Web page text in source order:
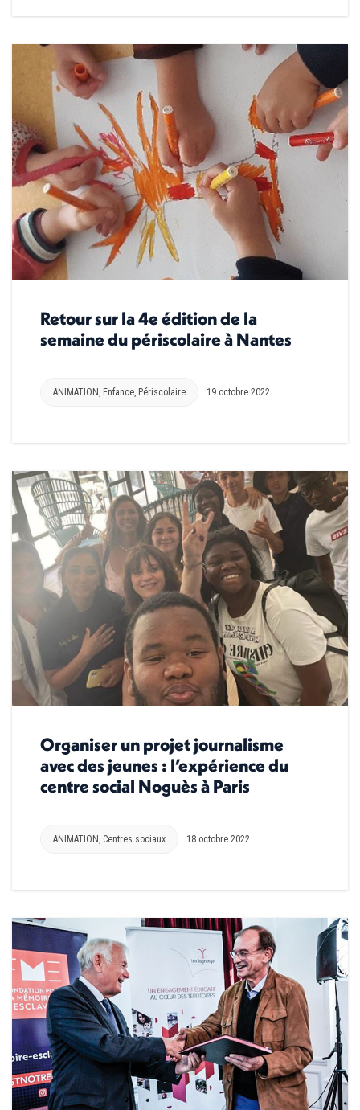
Retour sur la 4e édition de la
semaine du périscolaire à Nantes
ANIMATION Enfance Périscolaire 19 octobre 2022
Organiser un projet journalisme
avec des jeunes : l’expérience du
centre social Noguès à Paris
ANIMATION , Centres sociaux 18 octobre 2022